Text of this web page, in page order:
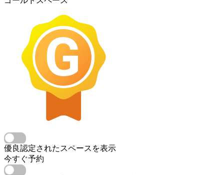
優良認定されたスペースを表示
今すぐ予約